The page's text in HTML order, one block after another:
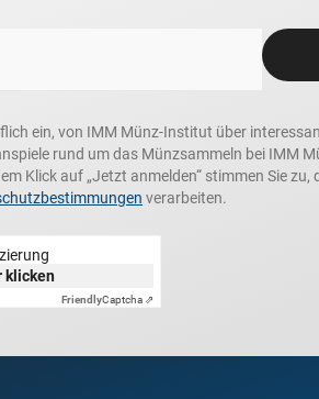
ein, von IMM Münz-Institut über
rund um das Münzsammeln bei IMM
Klick auf „Jetzt anmelden“ stimmen Sie
verarbeiten.
klicken
FriendlyCaptcha ⇗